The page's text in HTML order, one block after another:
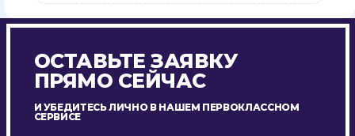
ОСТАВЬТЕ ЗАЯВКУ
ПРЯМО СЕЙЧАС
И УБЕДИТЕСЬ ЛИЧНО В НАШЕМ ПЕРВОКЛАССНОМ
СЕРВИСЕ